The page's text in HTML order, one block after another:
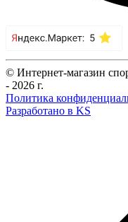
© Интернет-магазин
- 2026 г.
Политика
Разработано в KS